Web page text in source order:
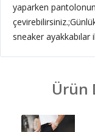
yaparken
sneaker
Ürün